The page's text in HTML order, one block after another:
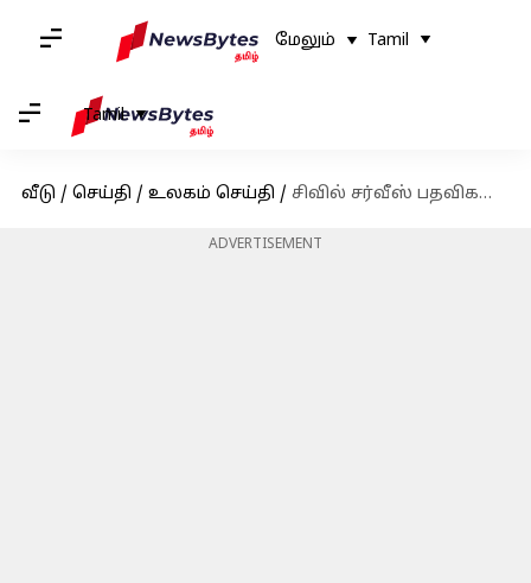
மேலும் Tamil
Tamil
வீடு / செய்தி / உலகம் செய்தி / சிவில் சர்வீஸ் பதவிகளுக்கான வயது வரம்பை உயர்த்திய சீனா
ADVERTISEMENT